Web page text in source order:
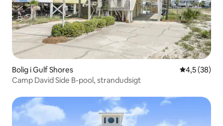
Bolig i Gulf Shores 4,5 ud af 5 i
4,5 (38)
Camp David Side B-pool, strandudsigt